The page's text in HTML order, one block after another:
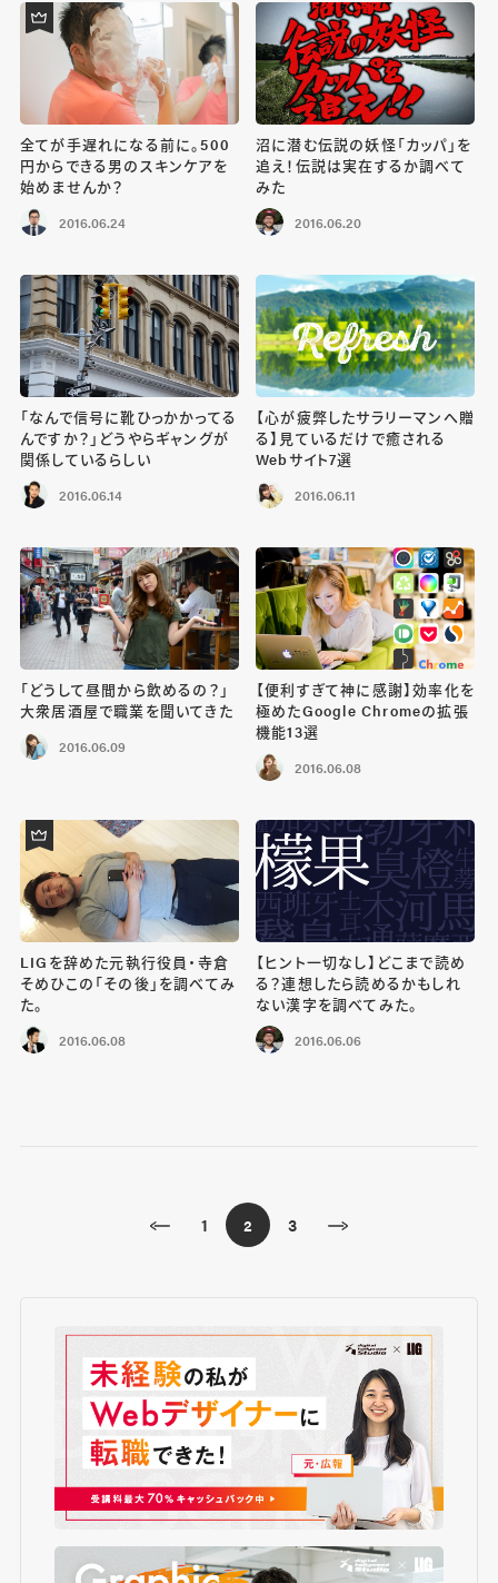
全てが手遅れになる前に。500
円からできる男のスキンケアを
始めませんか？
2016.06.24
沼に潜む伝説の妖怪「カッパ」を
追え！伝説は実在するか調べて
みた
2016.06.20
「なんで信号に靴ひっかかってる
んですか？」どうやらギャングが
関係しているらしい
2016.06.14
【心が疲弊したサラリーマンへ贈
る】見ているだけで癒される
Webサイト7選
2016.06.11
「どうして昼間から飲めるの？」
大衆居酒屋で職業を聞いてきた
2016.06.09
【便利すぎて神に感謝】効率化を
極めたGoogle Chromeの拡張
機能13選
2016.06.08
LIGを辞めた元執行役員・寺倉
そめひこの「その後」を調べてみ
た。
2016.06.08
【ヒント一切なし】どこまで読め
る？連想したら読めるかもしれ
ない漢字を調べてみた。
2016.06.06
1 2 3